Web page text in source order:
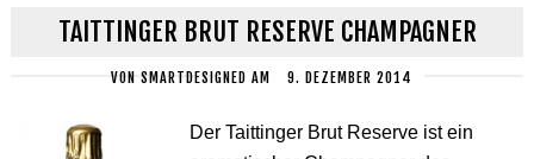
TAITTINGER BRUT RESERVE CHAMPAGNER
VON SMARTDESIGNED AM 9. DEZEMBER 2014
Der Taittinger Brut Reserve ist ein